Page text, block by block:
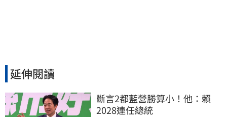
延伸閱讀
斷言2都藍營勝算小！他：賴
2028連任總統